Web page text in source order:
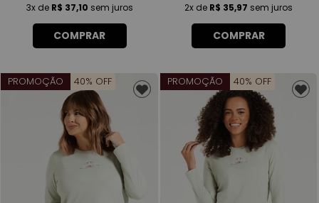
3xde R$ 37,10 sem juros
COMPRAR
2x de R$ 35,97 sem juros
COMPRAR
PROMOÇÃO 40% OFF PROMOÇÃO 40% OFF